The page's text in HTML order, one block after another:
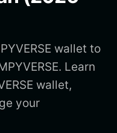
wallet to
Learn
wallet,
your